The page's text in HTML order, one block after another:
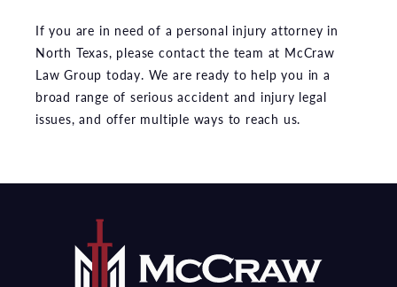
If you are in need of a personal injury attorney in
North Texas, please contact the team at McCraw
Law Group today. We are ready to help you in a
broad range of serious accident and injury legal
issues, and offer multiple ways to reach us.